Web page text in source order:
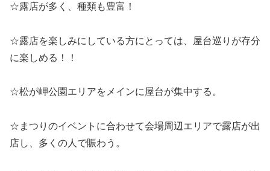
☆露店が多く、種類も豊富！
☆露店を楽しみにしている方にとっては、屋台巡りが存分
に楽しめる！！
☆松が岬公園エリアをメインに屋台が集中する。
☆まつりのイベントに合わせて会場周辺エリアで露店が出
店し、多くの人で賑わう。